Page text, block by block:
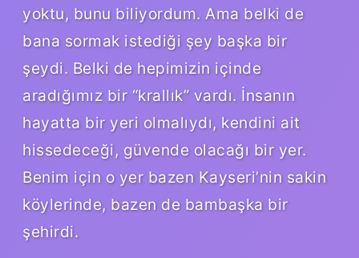
yoktu, bunu biliyordum. Ama belki de
bana sormak istediği şey başka bir
şeydi. Belki de hepimizin içinde
aradığımız bir “krallık” vardı. İnsanın
hayatta bir yeri olmalıydı, kendini ait
hissedeceği, güvende olacağı bir yer.
Benim için o yer bazen Kayseri’nin sakin
köylerinde, bazen de bambaşka bir
şehirdi.